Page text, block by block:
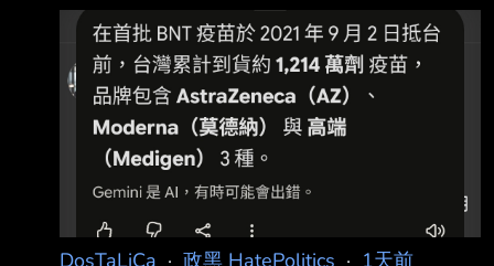
以及後續台灣製造的高端補上 基本上就可以度
過疫苗偏少的狀況 我是不懂蔣萬安為什麼說當
時缺疫苗 那既然缺疫苗 陳時中就更沒有阻擋的
理由 唯一解釋就是國民黨力挺的法律顧問 “說不
定“國民黨也想分 加上可以讓上海代理商賺錢 還
可以賺名聲 話說回來 所以蔣萬安說當初缺疫苗
他有去查證過了嗎 以及 高端真的不錯 經過這幾
年的實驗證明 確實是有效的疫苗 當初都被國民
黨抹黑了 --
DosTaLiCa · 政黑 HatePolitics · 1天前